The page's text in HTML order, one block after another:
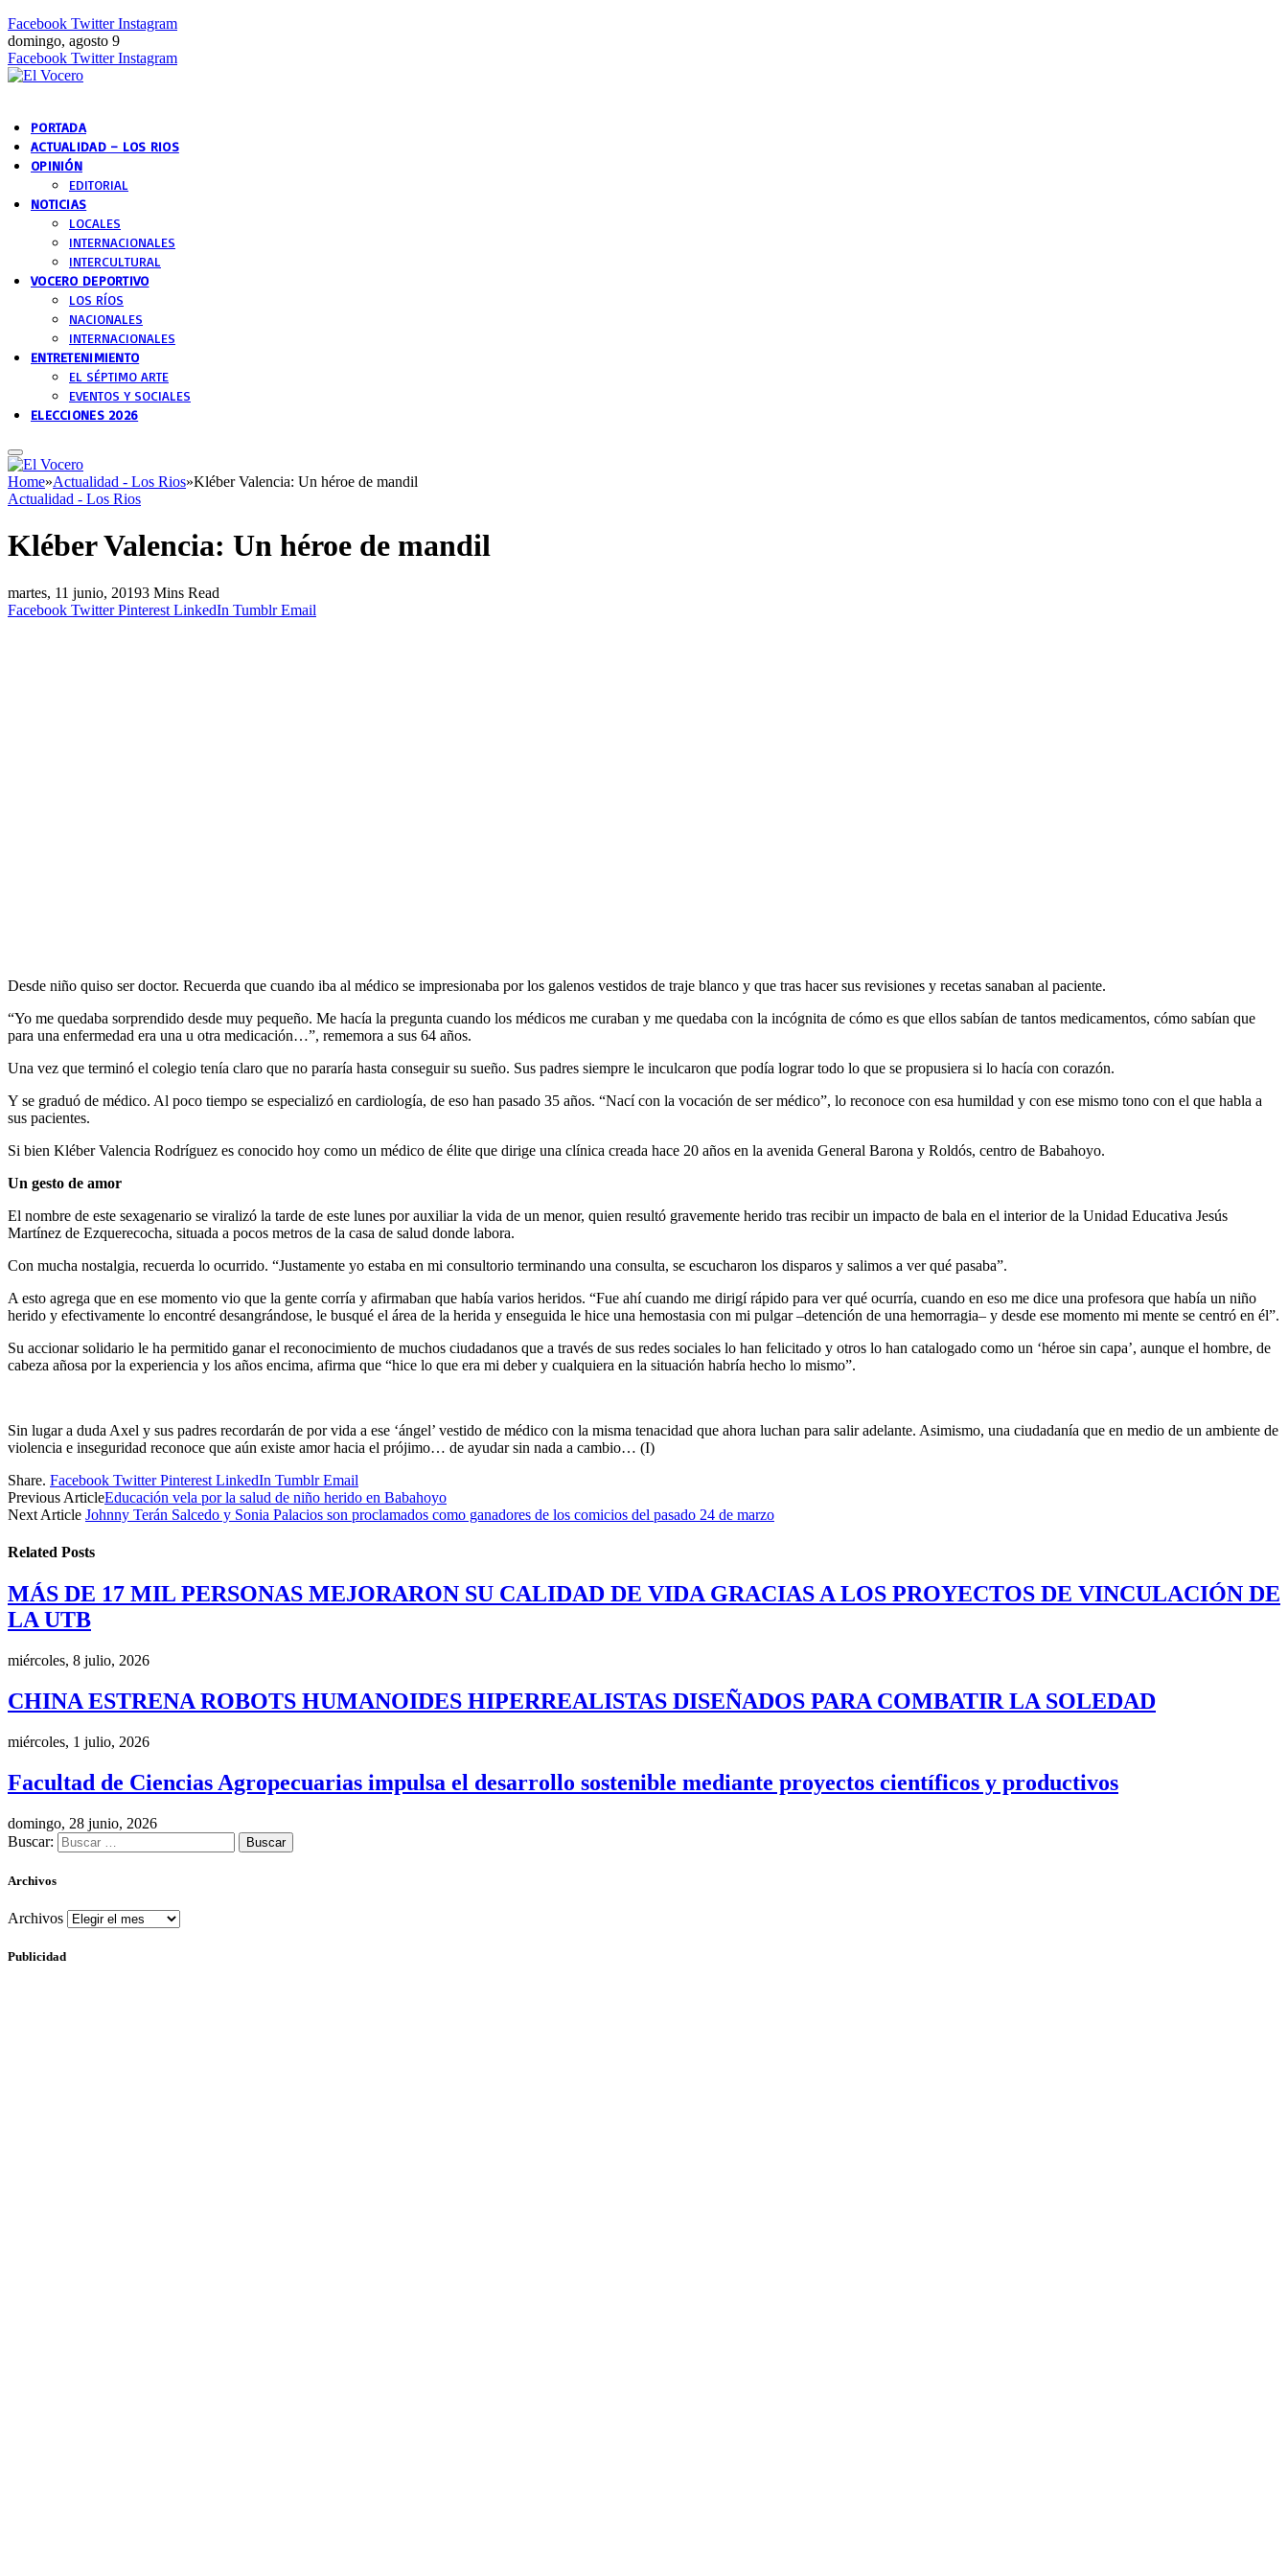
Facebook Twitter Instagram
domingo, agosto 9
Facebook Twitter Instagram
PORTADA
ACTUALIDAD – LOS RIOS
OPINIÓN
EDITORIAL
NOTICIAS
LOCALES
INTERNACIONALES
INTERCULTURAL
VOCERO DEPORTIVO
LOS RÍOS
NACIONALES
INTERNACIONALES
ENTRETENIMIENTO
EL SÉPTIMO ARTE
EVENTOS Y SOCIALES
ELECCIONES 2026
Home»Actualidad - Los Rios»Kléber Valencia: Un héroe de mandil
Actualidad - Los Rios
Kléber Valencia: Un héroe de mandil
martes, 11 junio, 20193 Mins Read
Facebook Twitter Pinterest LinkedIn Tumblr Email
Desde niño quiso ser doctor. Recuerda que cuando iba al médico se impresionaba por los galenos vestidos de traje blanco y que tras hacer sus revisiones y recetas sanaban al paciente.
“Yo me quedaba sorprendido desde muy pequeño. Me hacía la pregunta cuando los médicos me curaban y me quedaba con la incógnita de cómo es que ellos sabían de tantos medicamentos, cómo sabían que
para una enfermedad era una u otra medicación…”, rememora a sus 64 años.
Una vez que terminó el colegio tenía claro que no pararía hasta conseguir su sueño. Sus padres siempre le inculcaron que podía lograr todo lo que se propusiera si lo hacía con corazón.
Y se graduó de médico. Al poco tiempo se especializó en cardiología, de eso han pasado 35 años. “Nací con la vocación de ser médico”, lo reconoce con esa humildad y con ese mismo tono con el que habla a
sus pacientes.
Si bien Kléber Valencia Rodríguez es conocido hoy como un médico de élite que dirige una clínica creada hace 20 años en la avenida General Barona y Roldós, centro de Babahoyo.
Un gesto de amor
El nombre de este sexagenario se viralizó la tarde de este lunes por auxiliar la vida de un menor, quien resultó gravemente herido tras recibir un impacto de bala en el interior de la Unidad Educativa Jesús
Martínez de Ezquerecocha, situada a pocos metros de la casa de salud donde labora.
Con mucha nostalgia, recuerda lo ocurrido. “Justamente yo estaba en mi consultorio terminando una consulta, se escucharon los disparos y salimos a ver qué pasaba”.
A esto agrega que en ese momento vio que la gente corría y afirmaban que había varios heridos. “Fue ahí cuando me dirigí rápido para ver qué ocurría, cuando en eso me dice una profesora que había un niño
herido y efectivamente lo encontré desangrándose, le busqué el área de la herida y enseguida le hice una hemostasia con mi pulgar –detención de una hemorragia– y desde ese momento mi mente se centró en él”.
Su accionar solidario le ha permitido ganar el reconocimiento de muchos ciudadanos que a través de sus redes sociales lo han felicitado y otros lo han catalogado como un ‘héroe sin capa’, aunque el hombre, de
cabeza añosa por la experiencia y los años encima, afirma que “hice lo que era mi deber y cualquiera en la situación habría hecho lo mismo”.
Sin lugar a duda Axel y sus padres recordarán de por vida a ese ‘ángel’ vestido de médico con la misma tenacidad que ahora luchan para salir adelante. Asimismo, una ciudadanía que en medio de un ambiente de
violencia e inseguridad reconoce que aún existe amor hacia el prójimo… de ayudar sin nada a cambio… (I)
Share. Facebook Twitter Pinterest LinkedIn Tumblr Email
Previous ArticleEducación vela por la salud de niño herido en Babahoyo
Next Article Johnny Terán Salcedo y Sonia Palacios son proclamados como ganadores de los comicios del pasado 24 de marzo
Related Posts
MÁS DE 17 MIL PERSONAS MEJORARON SU CALIDAD DE VIDA GRACIAS A LOS PROYECTOS DE VINCULACIÓN DE
LA UTB
miércoles, 8 julio, 2026
CHINA ESTRENA ROBOTS HUMANOIDES HIPERREALISTAS DISEÑADOS PARA COMBATIR LA SOLEDAD
miércoles, 1 julio, 2026
Facultad de Ciencias Agropecuarias impulsa el desarrollo sostenible mediante proyectos científicos y productivos
domingo, 28 junio, 2026
Buscar:
Archivos
Archivos
Publicidad